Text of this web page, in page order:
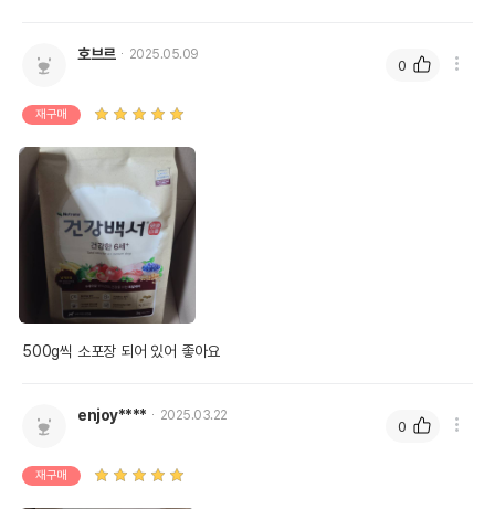
호브르 2025.05.09
재구매
500g씩 소포장 되어 있어 좋아요
0
enjoy**** 2025.03.22
재구매
0